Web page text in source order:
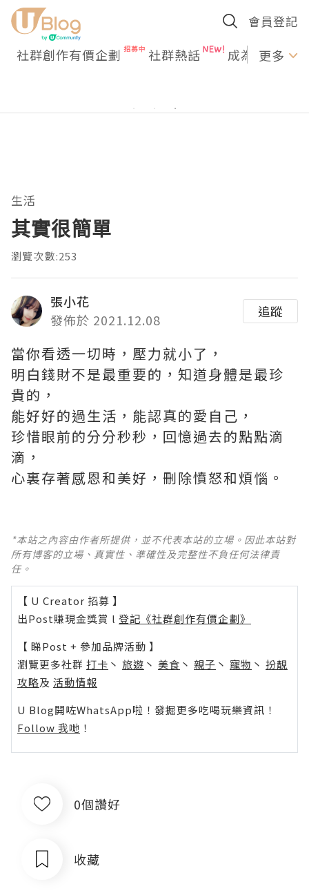
會員登記
社群創作有價企劃 社群熱話 成為U更多
生活
其實很簡單
瀏覽次數:253
張小花
發佈於 2021.12.08
追蹤
當你看透一切時，壓力就小了，
明白錢財不是最重要的，知道身體是最珍
貴的，
能好好的過生活，能認真的愛自己，
珍惜眼前的分分秒秒，回憶過去的點點滴
滴，
心裏存著感恩和美好，刪除憤怒和煩惱。 ​​​
*本站之內容由作者所提供，並不代表本站的立場。因此本站對
所有博客的立場、真實性、準確性及完整性不負任何法律責
任。
【 U Creator 招募 】
出Post賺現金獎賞 l 登記《社群創作有價企劃》
【 睇Post + 參加品牌活動 】
瀏覽更多社群 打卡 丶 旅遊 丶 美食 丶 親子 丶 寵物 丶 扮靚
攻略及 活動情報
U Blog開咗WhatsApp啦！發掘更多吃喝玩樂資訊！
Follow 我哋 ！
0個讚好
收藏